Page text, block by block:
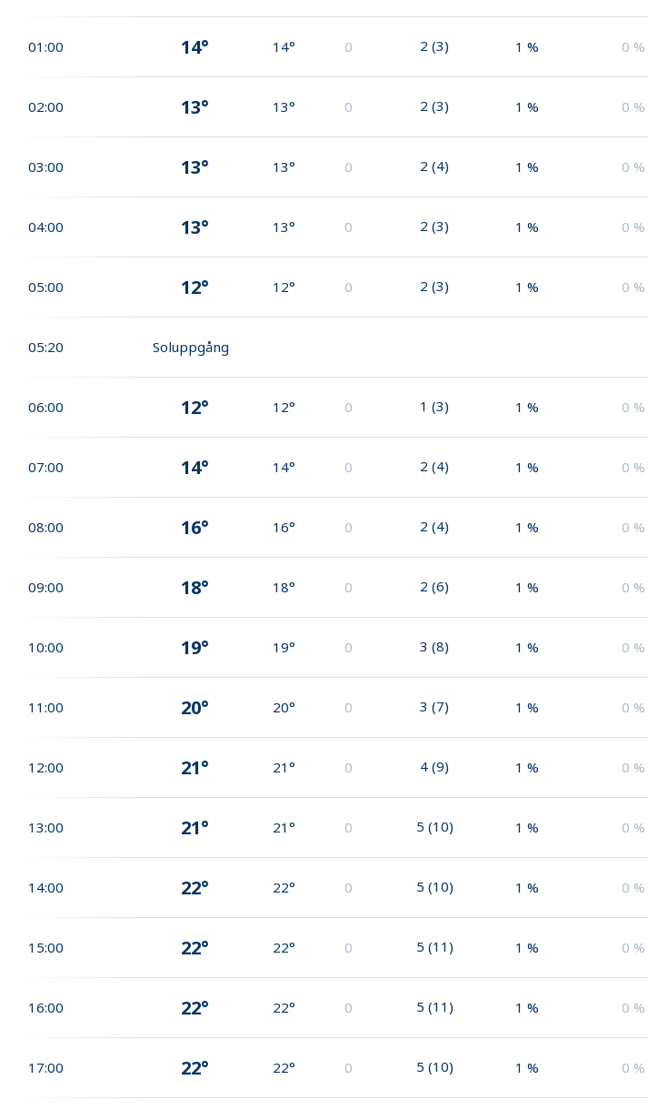
01:00 14° 14° 0 2 (3) 1 % 0 %
02:00 13° 13° 0 2 (3) 1 % 0 %
03:00 13° 13° 0 2 (4) 1 % 0 %
04:00 13° 13° 0 2 (3) 1 % 0 %
05:00 12° 12° 0 2 (3) 1 % 0 %
05:20 Soluppgång
06:00 12° 12° 0 1 (3) 1 % 0 %
07:00 14° 14° 0 2 (4) 1 % 0 %
08:00 16° 16° 0 2 (4) 1 % 0 %
09:00 18° 18° 0 2 (6) 1 % 0 %
10:00 19° 19° 0 3 (8) 1 % 0 %
11:00 20° 20° 0 3 (7) 1 % 0 %
12:00 21° 21° 0 4 (9) 1 % 0 %
13:00 21° 21° 0 5 (10) 1 % 0 %
14:00 22° 22° 0 5 (10) 1 % 0 %
15:00 22° 22° 0 5 (11) 1 % 0 %
16:00 22° 22° 0 5 (11) 1 % 0 %
17:00 22° 22° 0 5 (10) 1 % 0 %